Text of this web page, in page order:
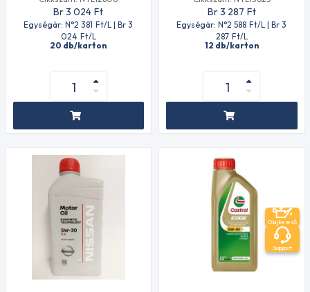
Br 3 024 Ft
Egységár: N°2 381 Ft/L | Br 3
024 Ft/L
20 db/karton
Br 3 287 Ft
Egységár: N°2 588 Ft/L | Br 3
287 Ft/L
12 db/karton
Olajkereső
Support